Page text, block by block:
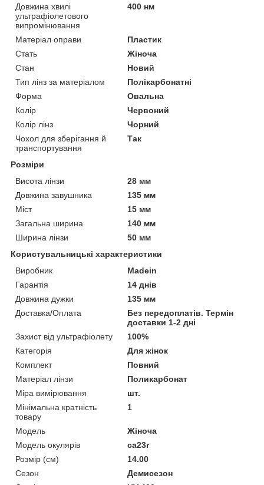
Довжина хвилі
ультрафіолетового
випромінювання
400 нм
Матеріал оправи
Пластик
Стать
Жіноча
Стан
Новий
Тип лінз за матеріалом
Полікарбонатні
Форма
Овальна
Колір
Червоний
Колір лінз
Чорний
Чохол для зберігання й
транспортування
Так
Розміри
Висота лінзи
28 мм
Довжина завушника
135 мм
Міст
15 мм
Загальна ширина
140 мм
Ширина лінзи
50 мм
Користувальницькі характеристики
Виробник
Madein
Гарантія
14 днів
Довжина дужки
135 мм
Доставка/Оплата
Без передоплатів. Термін
доставки 1-2 дні
Захист від ультрафіолету
100%
Категорія
Для жінок
Комплект
Повний
Матеріал лінзи
Поликарбонат
Міра вимірювання
шт.
Мінімальна кратність
товару
1
Мoдель
Жіноча
Модель окулярів
ca23r
Розмір (см)
14.00
Сезон
Демисезон